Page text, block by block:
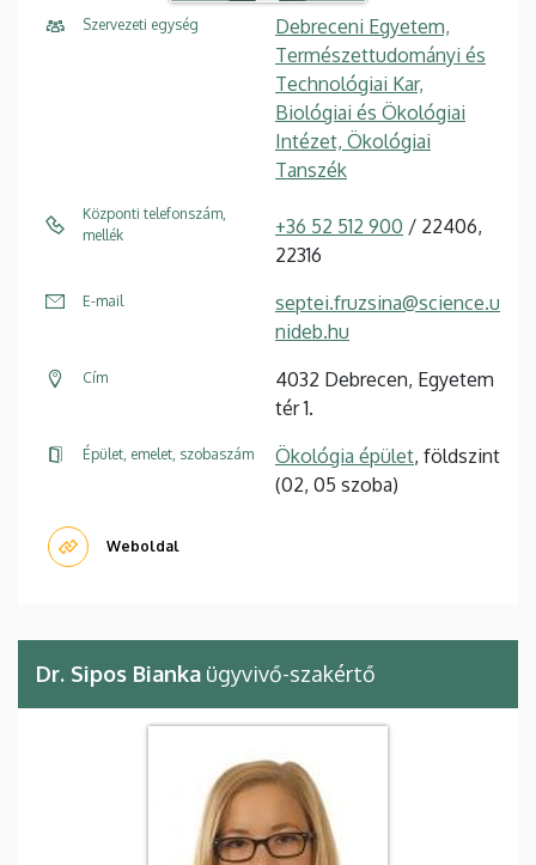
Szervezeti egység
Debreceni Egyetem,
Természettudományi és
Technológiai Kar,
Biológiai és Ökológiai
Intézet, Ökológiai
Tanszék
Központi telefonszám,
mellék
+36 52 512 900 / 22406,
22316
E-mail
septei.fruzsina@science.u
nideb.hu
Cím
4032 Debrecen, Egyetem
tér 1.
Épület, emelet, szobaszám Ökológia épület, földszint
(02, 05 szoba)
Weboldal
Dr. Sipos Bianka ügyvivő-szakértő